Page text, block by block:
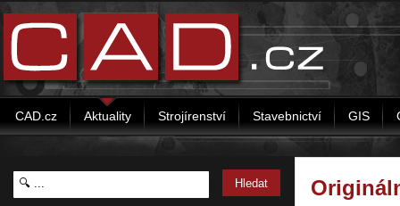
CAD.cz Aktuality Strojírenství Stavebnictví GIS